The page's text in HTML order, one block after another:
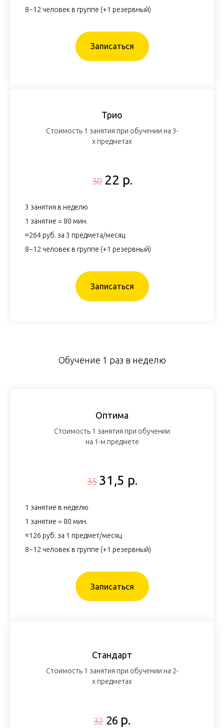
8−12 человек в группе (+1 резервный)
Записаться
Трио
Стоимость 1 занятия при обучении на 3-
х предметах
30 22 р.
3 занятия в неделю
1 занятие = 80 мин.
≈264 руб. за 3 предмета/месяц
8−12 человек в группе (+1 резервный)
Записаться
Обучение 1 раз в неделю
Оптима
Стоимость 1 занятия при обучении
на 1-м предмете
35 31,5 р.
1 занятие в неделю
1 занятие = 80 мин.
≈126 руб. за 1 предмет/месяц
8−12 человек в группе (+1 резервный)
Записаться
Стандарт
Стоимость 1 занятия при обучении на 2-
х предметах
32 26 р.